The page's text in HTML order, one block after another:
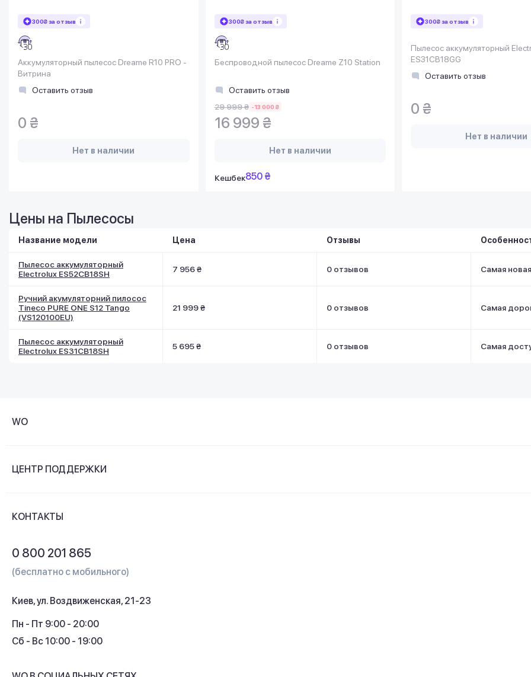
300₴ за отзыв
Аккумуляторный пылесос Dreame R10 PRO -
Витрина
Оставить отзыв
0 ₴
Нет в наличии
300₴ за отзыв
Беспроводной пылесос Dreame Z10 Station
Оставить отзыв
29 999 ₴ -13 000 ₴
16 999 ₴
Нет в наличии
Кешбек850 ₴
300₴ за отзыв
Пылесос аккумуляторный
ES31CB18GG
Оставить отзыв
0 ₴
Нет в наличии
Цены на Пылесосы
Название модели Цена Отзывы
Пылесос аккумуляторный
Electrolux ES52CB18SH
7 956 ₴ 0 отзывов Самая
Ручний акумуляторний пилосос
Tineco PURE ONE S12 Tango
(VS120100EU)
21 999 ₴ 0 отзывов Самая
Пылесос аккумуляторный
Electrolux ES31CB18SH
5 695 ₴ 0 отзывов Самая
WO
Контакты
ЦЕНТР ПОДДЕРЖКИ
Кэшбек
КОНТАКТЫ
0 800 201 865
(бесплатно с мобильного)
Киев, ул. Воздвиженская, 21-23
Пн - Пт 9:00 - 20:00
Сб - Вс 10:00 - 19:00